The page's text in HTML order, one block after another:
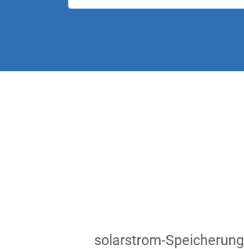
solarstrom-Speicherung